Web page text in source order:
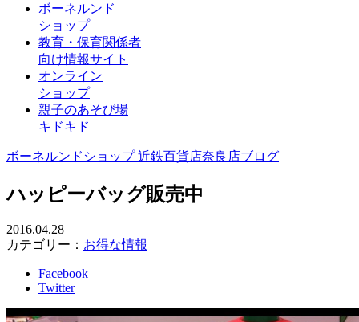
ボーネルンド
ショップ
教育・保育関係者
向け情報サイト
オンライン
ショップ
親子のあそび場
キドキド
ボーネルンドショップ 近鉄百貨店奈良店ブログ
ハッピーバッグ販売中
2016.04.28
カテゴリー： お得な情報
Facebook
Twitter